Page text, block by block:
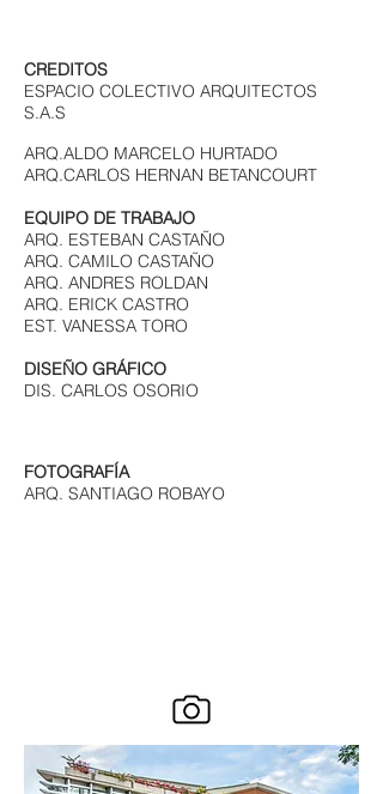
CREDITOS
ESPACIO COLECTIVO ARQUITECTOS
S.A.S
ARQ.ALDO MARCELO HURTADO
ARQ.CARLOS HERNAN BETANCOURT
EQUIPO DE TRABAJO
ARQ. ESTEBAN CASTAÑO
ARQ. CAMILO CASTAÑO
ARQ. ANDRES ROLDAN
ARQ. ERICK CASTRO
EST. VANESSA TORO
DISEÑO GRÁFICO
DIS. CARLOS OSORIO
FOTOGRAFÍA
ARQ. SANTIAGO ROBAYO